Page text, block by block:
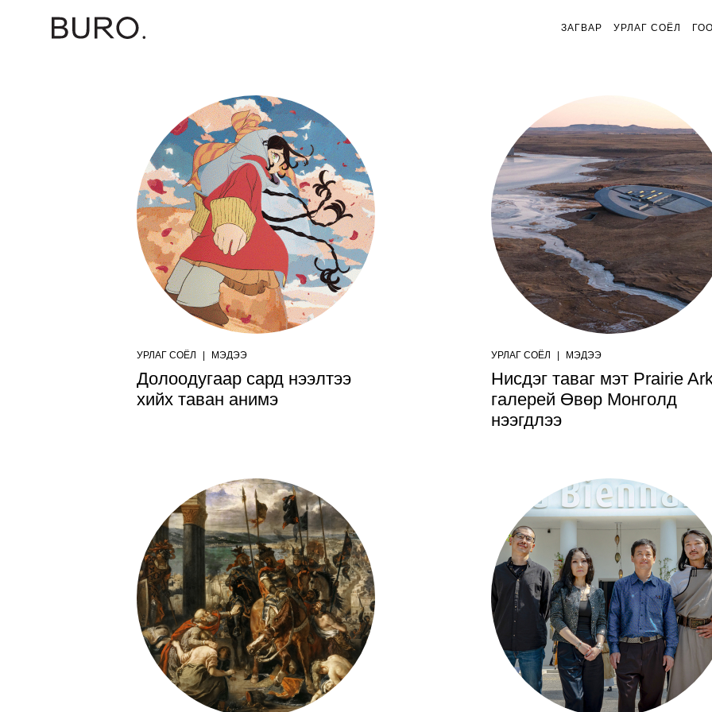
ЗАГВАР УРЛАГ СОЁЛ
УРЛАГ СОЁЛ МЭДЭЭ
Долоодугаар сард нээлтээ
хийх таван анимэ
УРЛАГ СОЁЛ МЭДЭЭ
Нисдэг таваг мэт Prairie
галерей Өвөр Монголд
нээгдлээ